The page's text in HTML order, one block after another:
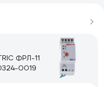
ФРЛ-11
0019